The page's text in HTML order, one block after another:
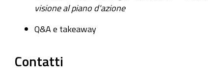
visione al piano d'azione
Q&A e takeaway
Contatti